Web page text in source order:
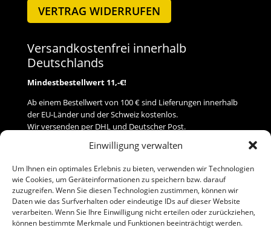
Einwilligung verwalten
Um Ihnen ein optimales Erlebnis zu bieten, verwenden wir Technologien
wie Cookies, um Geräteinformationen zu speichern bzw. darauf
zuzugreifen. Wenn Sie diesen Technologien zustimmen, können wir
Daten wie das Surfverhalten oder eindeutige IDs auf dieser Website
verarbeiten. Wenn Sie Ihre Einwilligung nicht erteilen oder zurückziehen,
können bestimmte Merkmale und Funktionen beeinträchtigt werden.
VERTRAG WIDERRUFEN
Versandkostenfrei innerhalb
Deutschlands
Mindestbestellwert 11,-€!
Ab einem Bestellwert von 100 € sind Lieferungen innerhalb
der EU-Länder und der Schweiz kostenlos.
Wir versenden per DHL und Deutscher Post.
Versand
Zahlung
Baumann Modellspielwaren